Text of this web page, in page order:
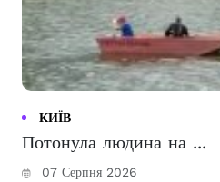
КИЇВ
Потонула людина на ...
07 Серпня 2026